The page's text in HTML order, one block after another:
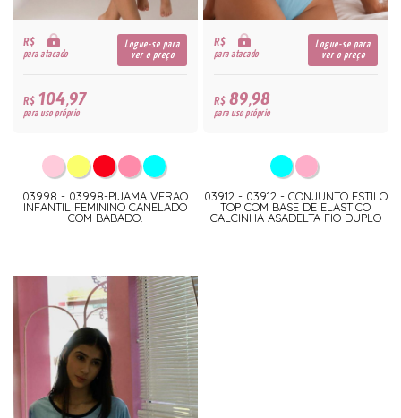
R$
para atacado
Logue-se para
ver o preço
R$104,97
para uso próprio
03998 - 03998-PIJAMA VERAO
INFANTIL FEMININO CANELADO
COM BABADO.
R$
para atacado
Logue-se para
ver o preço
R$89,98
para uso próprio
03912 - 03912 - CONJUNTO ESTILO
TOP COM BASE DE ELASTICO
CALCINHA ASADELTA FIO DUPLO